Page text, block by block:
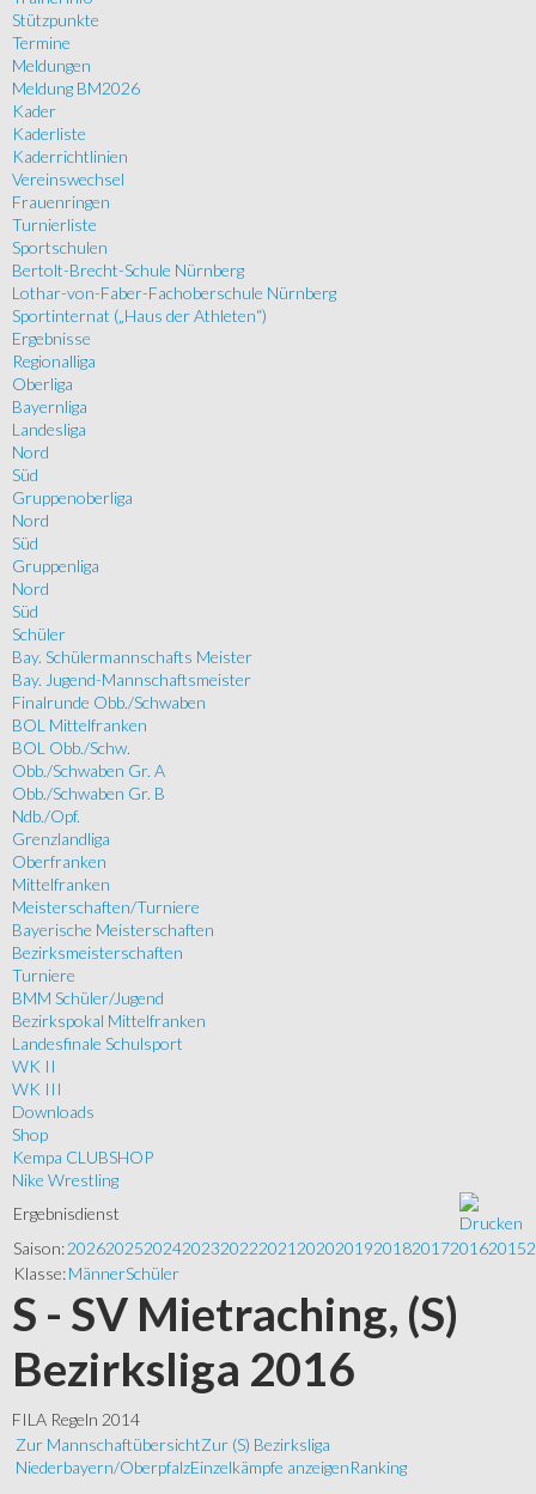
Stützpunkte
Termine
Meldungen
Meldung BM2026
Kader
Kaderliste
Kaderrichtlinien
Vereinswechsel
Frauenringen
Turnierliste
Sportschulen
Bertolt-Brecht-Schule Nürnberg
Lothar-von-Faber-Fachoberschule Nürnberg
Sportinternat („Haus der Athleten“)
Ergebnisse
Regionalliga
Oberliga
Bayernliga
Landesliga
Nord
Süd
Gruppenoberliga
Nord
Süd
Gruppenliga
Nord
Süd
Schüler
Bay. Schülermannschafts Meister
Bay. Jugend-Mannschaftsmeister
Finalrunde Obb./Schwaben
BOL Mittelfranken
BOL Obb./Schw.
Obb./Schwaben Gr. A
Obb./Schwaben Gr. B
Ndb./Opf.
Grenzlandliga
Oberfranken
Mittelfranken
Meisterschaften/Turniere
Bayerische Meisterschaften
Bezirksmeisterschaften
Turniere
BMM Schüler/Jugend
Bezirkspokal Mittelfranken
Landesfinale Schulsport
WK II
WK III
Downloads
Shop
Kempa CLUBSHOP
Nike Wrestling
Ergebnisdienst
Saison:202620252024202320222021 202020192018201720162015
Klasse:MännerSchüler
S - SV Mietraching, (S)
Bezirksliga 2016
FILA Regeln 2014
Zur MannschaftübersichtZur (S) Bezirksliga
Niederbayern/OberpfalzEinzelkämpfe anzeigenRanking